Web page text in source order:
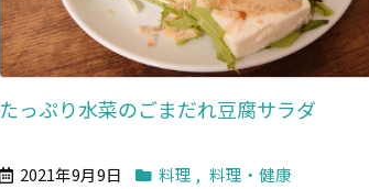
たっぷり水菜のごまだれ豆腐サラダ
2021年9月9日 料理 , 料理・健康